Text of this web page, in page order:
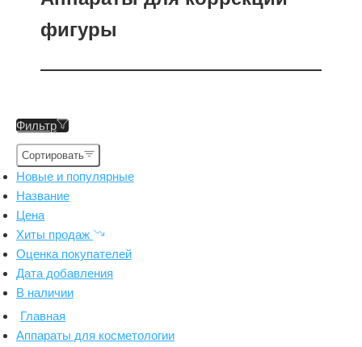
фигуры
Фильтр
Сортировать
Новые и популярные
Название
Цена
Хиты продаж
Оценка покупателей
Дата добавления
В наличии
Главная
Аппараты для косметологии